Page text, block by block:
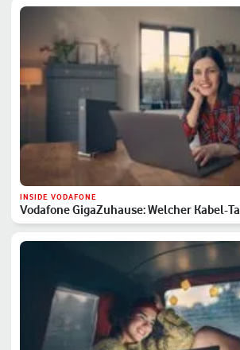
INSIDE VODAFONE
Vodafone GigaZuhause: Welcher Kabel-